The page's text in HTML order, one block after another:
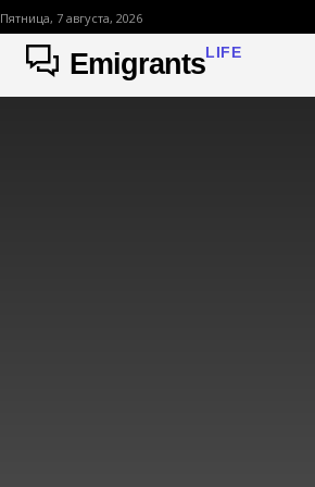
Пятница, 7 августа, 2026
EmigrantsLIFE